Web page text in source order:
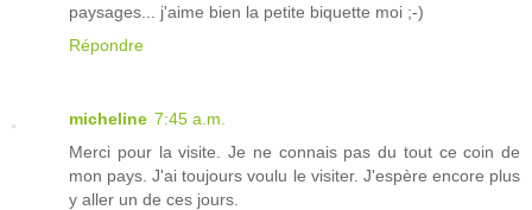
paysages... j'aime bien la petite biquette moi ;-)
Répondre
micheline 7:45 a.m.
Merci pour la visite. Je ne connais pas du tout ce coin de
mon pays. J'ai toujours voulu le visiter. J'espère encore plus
y aller un de ces jours.